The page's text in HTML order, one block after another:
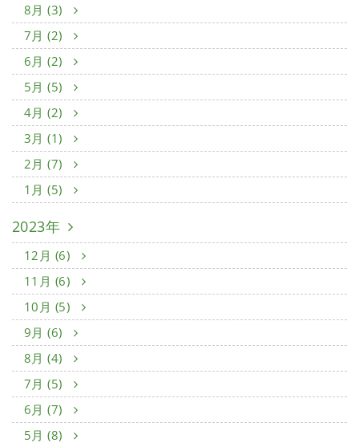
8月 (3)
7月 (2)
6月 (2)
5月 (5)
4月 (2)
3月 (1)
2月 (7)
1月 (5)
2023年
12月 (6)
11月 (6)
10月 (5)
9月 (6)
8月 (4)
7月 (5)
6月 (7)
5月 (8)